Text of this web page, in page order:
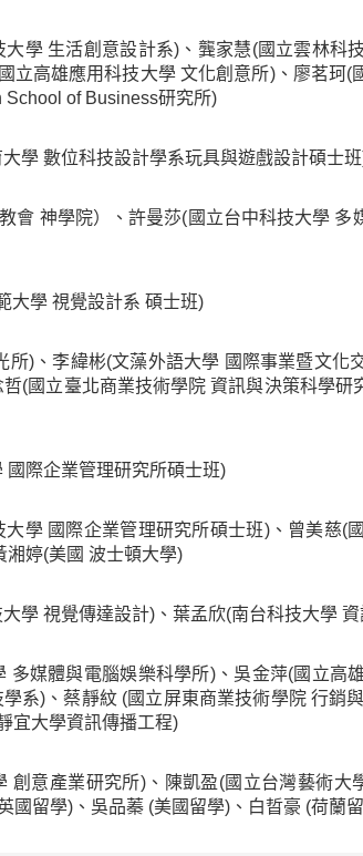
學 生活創意設計系)、龔家慧(國立雲林科
立高雄應用科技大學 文化創意所)、廖茗珂
School of Business研究所)
學 數位科技設計學系玩具與遊戲設計碩士
會 神學院）、許曼莎(國立台中科技大學
大學 視覺設計系 碩士班)
所)、李緯彬(文藻外語大學 國際事業暨文化
(國立臺北商業技術學院 資訊與決策科學
國際企業管理研究所碩士班)
大學 國際企業管理研究所碩士班)、曾美慈(
湘婷(美國 波士頓大學)
學 視覺傳達設計)、葉孟欣(南台科技大學
多媒體與電腦娛樂科學所)、吳金萍(國立高
系)、蔡靜紋 (國立屏東商業技術學院 行銷
宜大學資訊傳播工程)
創意產業研究所)、陳凱盈(國立台灣藝術
國留學)、吳品蓁 (美國留學)、白晢豪 (荷蘭